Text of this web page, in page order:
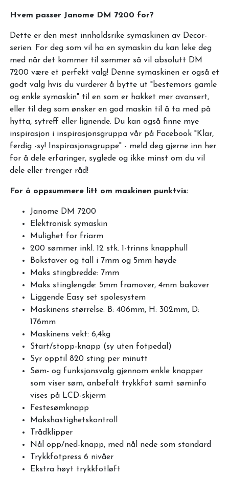
Hvem passer Janome DM 7200 for?
Dette er den mest innholdsrike symaskinen av Decor-
serien. For deg som vil ha en symaskin du kan leke deg
med når det kommer til sømmer så vil absolutt DM
7200 være et perfekt valg! Denne symaskinen er også et
godt valg hvis du vurderer å bytte ut "bestemors gamle
og enkle symaskin" til en som er hakket mer avansert,
eller til deg som ønsker en god maskin til å ta med på
hytta, sytreff eller lignende. Du kan også finne mye
inspirasjon i inspirasjonsgruppa vår på Facebook "Klar,
ferdig -sy! Inspirasjonsgruppe" - meld deg gjerne inn her
for å dele erfaringer, syglede og ikke minst om du vil
dele eller trenger råd!
For å oppsummere litt om maskinen punktvis:
Janome DM 7200
Elektronisk symaskin
Mulighet for friarm
200 sømmer inkl. 12 stk. 1-trinns knapphull
Bokstaver og tall i 7mm og 5mm høyde
Maks stingbredde: 7mm
Maks stinglengde: 5mm framover, 4mm bakover
Liggende Easy set spolesystem
Maskinens størrelse: B: 406mm, H: 302mm, D:
176mm
Maskinens vekt: 6,4kg
Start/stopp-knapp (sy uten fotpedal)
Syr opptil 820 sting per minutt
Søm- og funksjonsvalg gjennom enkle knapper
som viser søm, anbefalt trykkfot samt søminfo
vises på LCD-skjerm
Festesømknapp
Makshastighetskontroll
Trådklipper
Nål opp/ned-knapp, med nål nede som standard
Trykkfotpress 6 nivåer
Ekstra høyt trykkfotløft